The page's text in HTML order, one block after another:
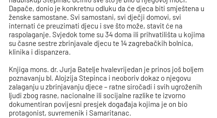
Dapače, donio je konkretnu odluku da će djeca biti smještena u
ženske samostane. Svi samostani, svi dječji domovi, svi
internati će preuzimati djecu i sve što može, stavit će na
raspolaganje. Svjedok tome su 34 doma ili prihvatilišta u kojima
su časne sestre zbrinjavale djecu te 14 zagrebačkih bolnica,
klinika i dispanzera.
Knjiga mons. dr. Jurja Batelje hvalevrijedan je prinos još boljem
poznavanju bl. Alojzija Stepinca i neoboriv dokaz o njegovu
zalaganju u zbrinjavanju djece – ratne siročadi i svih ugroženih
ljudi zbog rasne, nacionalne ili socijalne razlike te izvorno
dokumentiran povijesni presjek događaja kojima je on bio
protagonist, suvremenik i Samaritanac.